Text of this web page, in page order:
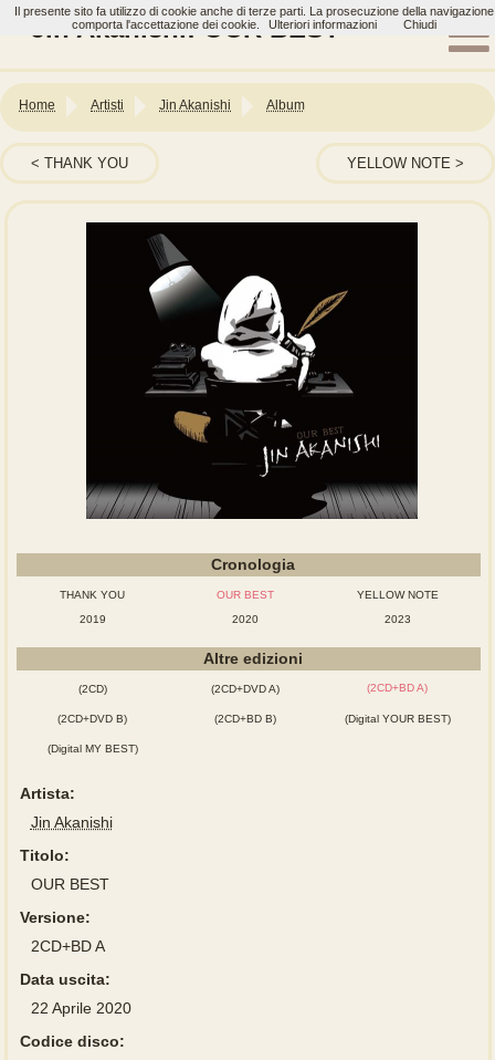
Jin Akanishi: OUR BEST
Home Artisti Jin Akanishi Album
THANK YOU YELLOW NOTE
Cronologia
THANK YOU
2019
OUR BEST
2020
YELLOW NOTE
2023
Altre edizioni
(2CD) (2CD+DVD A) (2CD+BD A)
(2CD+DVD B) (2CD+BD B) (Digital YOUR BEST)
(Digital MY BEST)
Artista:
Jin Akanishi
Titolo:
OUR BEST
Versione:
2CD+BD A
Data uscita:
22 Aprile 2020
Codice disco:
Il presente sito fa utilizzo di cookie anche di terze parti. La prosecuzione della navigazione
comporta l'accettazione dei cookie.
Ulteriori informazioni Chiudi